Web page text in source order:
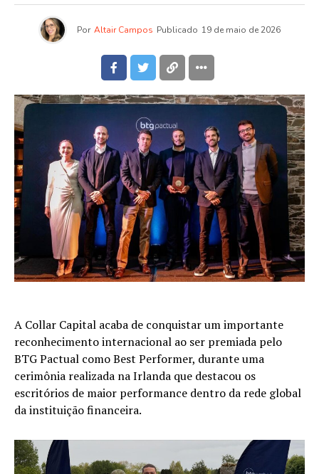
Por Altair Campos Publicado 19 de maio de 2026
A Collar Capital acaba de conquistar um importante
reconhecimento internacional ao ser premiada pelo
BTG Pactual como Best Performer, durante uma
cerimônia realizada na Irlanda que destacou os
escritórios de maior performance dentro da rede global
da instituição financeira.